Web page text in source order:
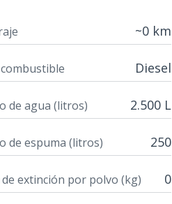
~0 km
Diesel
de agua (litros) 2.500 L
de espuma (litros) 250
de extinción por polvo (kg) 0